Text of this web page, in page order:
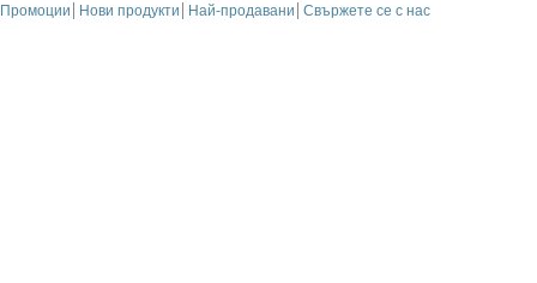
Промоции Нови продукти Най-продавани Свържете се с нас